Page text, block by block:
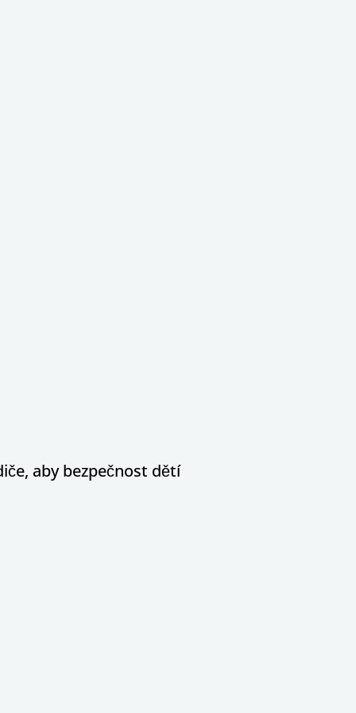
aby bezpečnost dětí